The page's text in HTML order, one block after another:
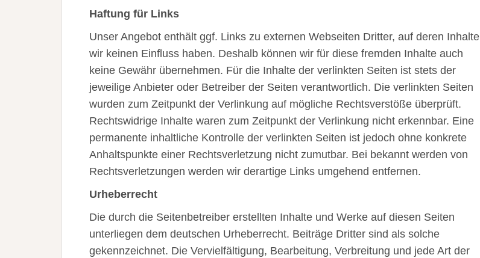
Haftung für Links
Unser Angebot enthält ggf. Links zu externen Webseiten Dritter, auf deren Inhalte
wir keinen Einfluss haben. Deshalb können wir für diese fremden Inhalte auch
keine Gewähr übernehmen. Für die Inhalte der verlinkten Seiten ist stets der
jeweilige Anbieter oder Betreiber der Seiten verantwortlich. Die verlinkten Seiten
wurden zum Zeitpunkt der Verlinkung auf mögliche Rechtsverstöße überprüft.
Rechtswidrige Inhalte waren zum Zeitpunkt der Verlinkung nicht erkennbar. Eine
permanente inhaltliche Kontrolle der verlinkten Seiten ist jedoch ohne konkrete
Anhaltspunkte einer Rechtsverletzung nicht zumutbar. Bei bekannt werden von
Rechtsverletzungen werden wir derartige Links umgehend entfernen.
Urheberrecht
Die durch die Seitenbetreiber erstellten Inhalte und Werke auf diesen Seiten
unterliegen dem deutschen Urheberrecht. Beiträge Dritter sind als solche
gekennzeichnet. Die Vervielfältigung, Bearbeitung, Verbreitung und jede Art der